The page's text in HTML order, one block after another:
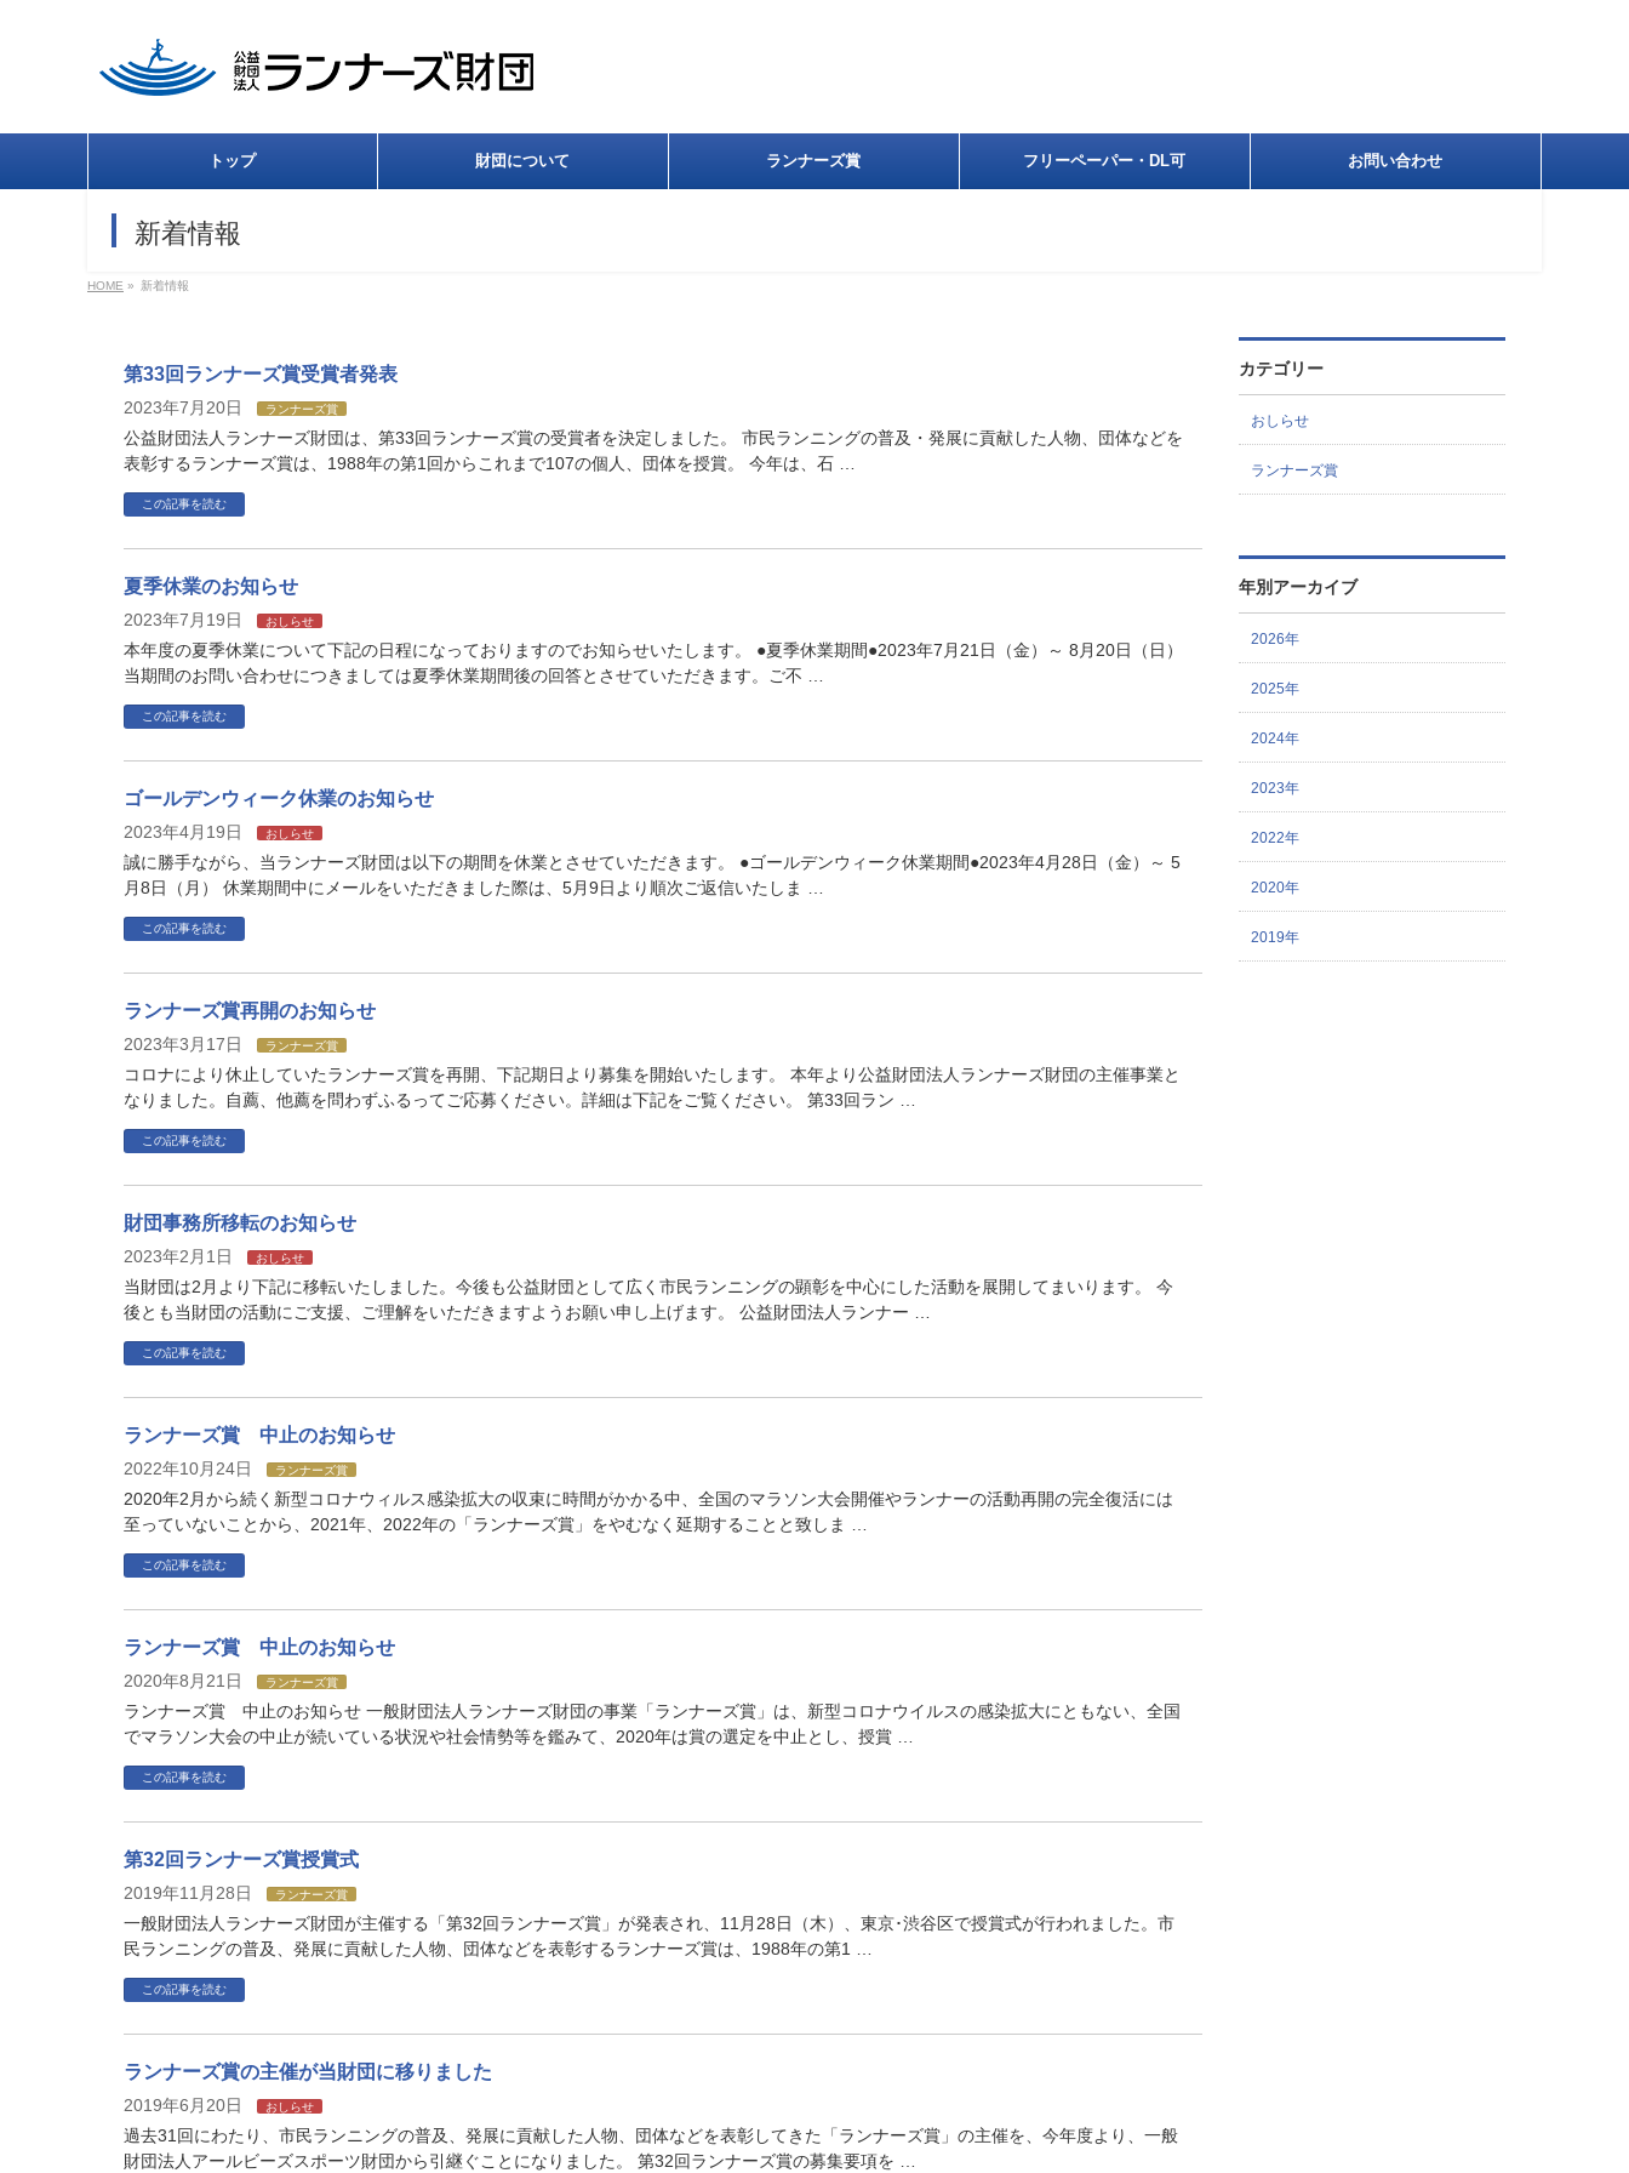
トップ 財団について ランナーズ賞 フリーペーパー・DL可 お問い合わせ
新着情報
HOME » 新着情報
第33回ランナーズ賞受賞者発表
2023年7月20日 ランナーズ賞
公益財団法人ランナーズ財団は、第33回ランナーズ賞の受賞者を決定しました。 市民ランニングの普及・発展に貢献した人物、団体などを
表彰するランナーズ賞は、1988年の第1回からこれまで107の個人、団体を授賞。 今年は、石 …
この記事を読む
夏季休業のお知らせ
2023年7月19日 おしらせ
本年度の夏季休業について下記の日程になっておりますのでお知らせいたします。 ●夏季休業期間●2023年7月21日（金）～ 8月20日（日）
当期間のお問い合わせにつきましては夏季休業期間後の回答とさせていただきます。ご不 …
この記事を読む
ゴールデンウィーク休業のお知らせ
2023年4月19日 おしらせ
誠に勝手ながら、当ランナーズ財団は以下の期間を休業とさせていただきます。 ●ゴールデンウィーク休業期間●2023年4月28日（金）～ 5
月8日（月） 休業期間中にメールをいただきました際は、5月9日より順次ご返信いたしま …
この記事を読む
ランナーズ賞再開のお知らせ
2023年3月17日 ランナーズ賞
コロナにより休止していたランナーズ賞を再開、下記期日より募集を開始いたします。 本年より公益財団法人ランナーズ財団の主催事業と
なりました。自薦、他薦を問わずふるってご応募ください。詳細は下記をご覧ください。 第33回ラン …
この記事を読む
財団事務所移転のお知らせ
2023年2月1日 おしらせ
当財団は2月より下記に移転いたしました。今後も公益財団として広く市民ランニングの顕彰を中心にした活動を展開してまいります。 今
後とも当財団の活動にご支援、ご理解をいただきますようお願い申し上げます。 公益財団法人ランナー …
この記事を読む
ランナーズ賞 中止のお知らせ
2022年10月24日 ランナーズ賞
2020年2月から続く新型コロナウィルス感染拡大の収束に時間がかかる中、全国のマラソン大会開催やランナーの活動再開の完全復活には
至っていないことから、2021年、2022年の「ランナーズ賞」をやむなく延期することと致しま …
この記事を読む
ランナーズ賞 中止のお知らせ
2020年8月21日 ランナーズ賞
ランナーズ賞 中止のお知らせ 一般財団法人ランナーズ財団の事業「ランナーズ賞」は、新型コロナウイルスの感染拡大にともない、全国
でマラソン大会の中止が続いている状況や社会情勢等を鑑みて、2020年は賞の選定を中止とし、授賞 …
この記事を読む
第32回ランナーズ賞授賞式
2019年11月28日 ランナーズ賞
一般財団法人ランナーズ財団が主催する「第32回ランナーズ賞」が発表され、11月28日（木）、東京･渋谷区で授賞式が行われました。市
民ランニングの普及、発展に貢献した人物、団体などを表彰するランナーズ賞は、1988年の第1 …
この記事を読む
ランナーズ賞の主催が当財団に移りました
2019年6月20日 おしらせ
過去31回にわたり、市民ランニングの普及、発展に貢献した人物、団体などを表彰してきた「ランナーズ賞」の主催を、今年度より、一般
財団法人アールビーズスポーツ財団から引継ぐことになりました。 第32回ランナーズ賞の募集要項を …
カテゴリー
おしらせ
ランナーズ賞
年別アーカイブ
2026年
2025年
2024年
2023年
2022年
2020年
2019年